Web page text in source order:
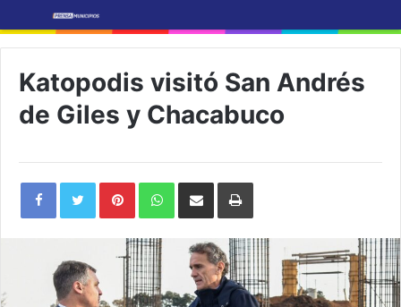
Katopodis visitó San Andrés
de Giles y Chacabuco
PinterestWhatsAppShare
Email
Print